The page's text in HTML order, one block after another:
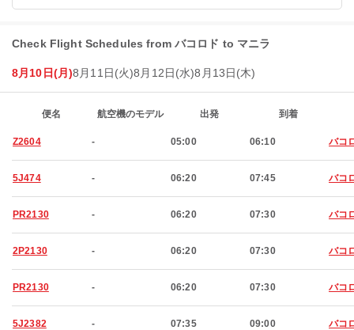
Check Flight Schedules from バコロド to マニラ
8月10日(月)8月11日(火)8月12日(水)8月13日(木)
便名 航空機のモデル 出発 到着
Z2604 - 05:00 06:10 バコ
5J474 - 06:20 07:45 バコ
PR2130 - 06:20 07:30 バコ
2P2130 - 06:20 07:30 バコ
PR2130 - 06:20 07:30 バコ
5J2382 - 07:35 09:00 バコ